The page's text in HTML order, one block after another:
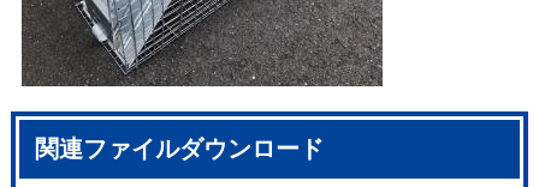
関連ファイルダウンロード